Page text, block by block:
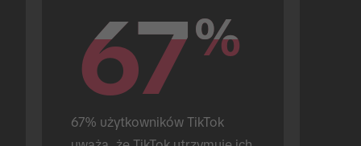
67%
67%
67% użytkowników TikTok